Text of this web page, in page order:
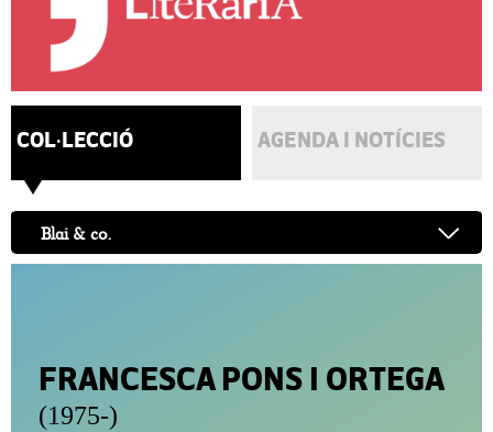
COL·LECCIÓ AGENDA I NOTÍCIES
Blai & co.
FRANCESCA PONS I ORTEGA
(1975-)